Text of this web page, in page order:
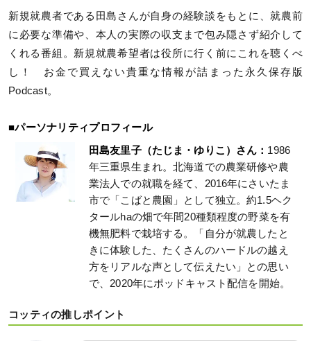
新規就農者である田島さんが自身の経験談をもとに、就農前
に必要な準備や、本人の実際の収支まで包み隠さず紹介して
くれる番組。新規就農希望者は役所に行く前にこれを聴くべ
し！ お金で買えない貴重な情報が詰まった永久保存版
Podcast。
■パーソナリティプロフィール
田島友里子（たじま・ゆりこ）さん： 1986
年三重県生まれ。北海道での農業研修や農
業法人での就職を経て、2016年にさいたま
市で「こばと農園」として独立。約1.5ヘク
タールhaの畑で年間20種類程度の野菜を有
機無肥料で栽培する。「自分が就農したと
きに体験した、たくさんのハードルの越え
方をリアルな声として伝えたい」との思い
で、2020年にポッドキャスト配信を開始。
コッティの推しポイント